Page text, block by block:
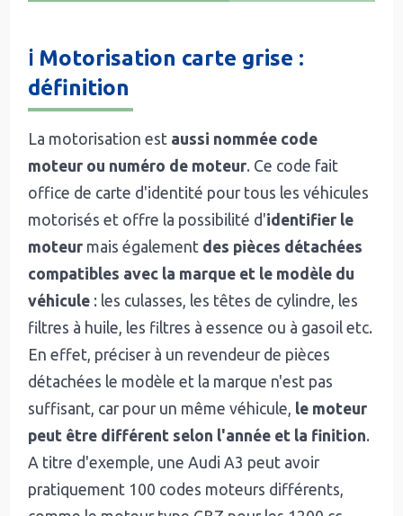
ℹ️ Motorisation carte grise :
définition
La motorisation est aussi nommée code
moteur ou numéro de moteur. Ce code fait
office de carte d'identité pour tous les véhicules
motorisés et offre la possibilité d'identifier le
moteur mais également des pièces détachées
compatibles avec la marque et le modèle du
véhicule : les culasses, les têtes de cylindre, les
filtres à huile, les filtres à essence ou à gasoil etc.
En effet, préciser à un revendeur de pièces
détachées le modèle et la marque n'est pas
suffisant, car pour un même véhicule, le moteur
peut être différent selon l'année et la finition.
A titre d'exemple, une Audi A3 peut avoir
pratiquement 100 codes moteurs différents,